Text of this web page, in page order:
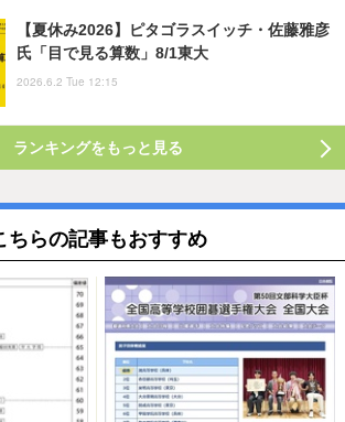
【夏休み2026】ピタゴラスイッチ・佐藤雅彦
氏「目で見る算数」8/1東大
2026.6.2 Tue 12:15
ランキングをもっと見る
ちらの記事もおすすめ